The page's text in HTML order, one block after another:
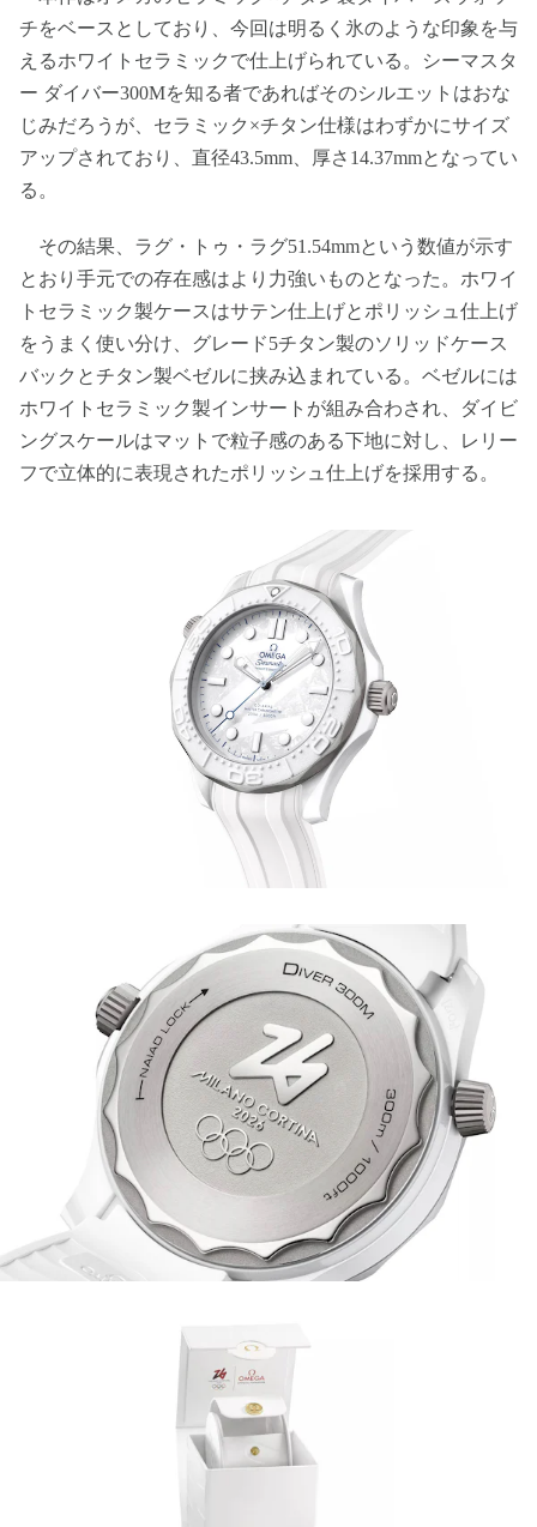
チをベースとしており、今回は明るく氷のような印象を与
えるホワイトセラミックで仕上げられている。シーマスタ
ー ダイバー300Mを知る者であればそのシルエットはおな
じみだろうが、セラミック×チタン仕様はわずかにサイズ
アップされており、直径43.5mm、厚さ14.37mmとなってい
る。
その結果、ラグ・トゥ・ラグ51.54mmという数値が示す
とおり手元での存在感はより力強いものとなった。ホワイ
トセラミック製ケースはサテン仕上げとポリッシュ仕上げ
をうまく使い分け、グレード5チタン製のソリッドケース
バックとチタン製ベゼルに挟み込まれている。ベゼルには
ホワイトセラミック製インサートが組み合わされ、ダイビ
ングスケールはマットで粒子感のある下地に対し、レリー
フで立体的に表現されたポリッシュ仕上げを採用する。